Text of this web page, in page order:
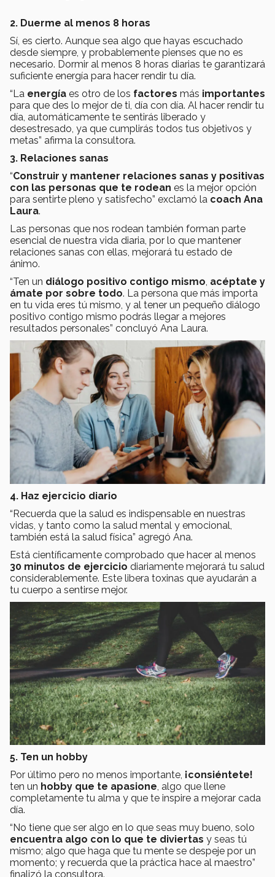
2. Duerme al menos 8 horas
Sí, es cierto. Aunque sea algo que hayas escuchado
desde siempre, y probablemente pienses que no es
necesario. Dormir al menos 8 horas diarias te garantizará
suficiente energía para hacer rendir tu día.
“La energía es otro de los factores más importantes
para que des lo mejor de ti, día con día. Al hacer rendir tu
día, automáticamente te sentirás liberado y
desestresado, ya que cumplirás todos tus objetivos y
metas” afirma la consultora.
3. Relaciones sanas
“Construir y mantener relaciones sanas y positivas
con las personas que te rodean es la mejor opción
para sentirte pleno y satisfecho” exclamó la coach Ana
Laura.
Las personas que nos rodean también forman parte
esencial de nuestra vida diaria, por lo que mantener
relaciones sanas con ellas, mejorará tu estado de
ánimo.
“Ten un diálogo positivo contigo mismo acéptate y
ámate por sobre todo. La persona que más importa
en tu vida eres tú mismo, y al tener un pequeño diálogo
positivo contigo mismo podrás llegar a mejores
resultados personales” concluyó Ana Laura.
4. Haz ejercicio diario
“Recuerda que la salud es indispensable en nuestras
vidas, y tanto como la salud mental y emocional,
también está la salud física” agregó Ana.
Está científicamente comprobado que hacer al menos
30 minutos de ejercicio diariamente mejorará tu salud
considerablemente. Este libera toxinas que ayudarán a
tu cuerpo a sentirse mejor.
5. Ten un hobby
Por último pero no menos importante, ¡consiéntete!
ten un hobby que te apasione, algo que llene
completamente tu alma y que te inspire a mejorar cada
día.
“No tiene que ser algo en lo que seas muy bueno, solo
encuentra algo con lo que te diviertas y seas tú
mismo; algo que haga que tu mente se despeje por un
momento; y recuerda que la práctica hace al maestro”
finalizó la consultora.